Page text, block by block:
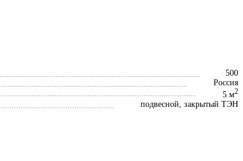
500
Россия
5 м2
подвесной, закрытый ТЭН